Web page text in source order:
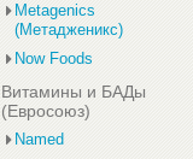
Metagenics
(Метадженикс)
Now Foods
Витамины и БАДы
(Евросоюз)
Named